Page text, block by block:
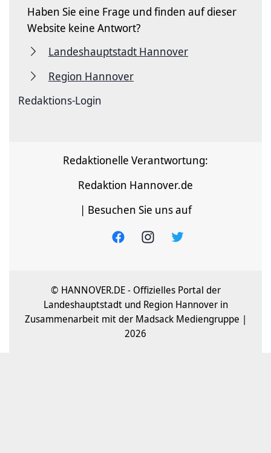
Haben Sie eine Frage und finden auf dieser
Website keine Antwort?
Landeshauptstadt Hannover
Region Hannover
Redaktions-Login
Redaktionelle Verantwortung:
Redaktion Hannover.de
| Besuchen Sie uns auf
© HANNOVER.DE - Offizielles Portal der
Landeshauptstadt und Region Hannover in
Zusammenarbeit mit der Madsack Mediengruppe |
2026